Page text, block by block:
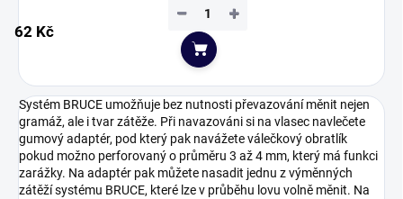
62 Kč
+
−
Do košíku
Systém BRUCE umožňuje bez nutnosti převazování měnit nejen
gramáž, ale i tvar zátěže. Při navazováni si na vlasec navlečete
gumový adaptér, pod který pak navážete válečkový obratlík
pokud možno perforovaný o průměru 3 až 4 mm, který má funkci
zarážky. Na adaptér pak můžete nasadit jednu z výměnných
zátěží systému BRUCE, které lze v průběhu lovu volně měnit. Na